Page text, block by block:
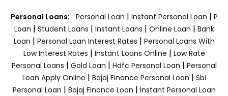
Personal Loans: Personal Loan | Instant Personal Loan | P
Loan | Student Loans | Instant Loans | Online Loan | Bank
Loan | Personal Loan Interest Rates | Personal Loans With
Low Interest Rates | Instant Loans Online | Low Rate
Personal Loans | Gold Loan | Hdfc Personal Loan | Personal
Loan Apply Online | Bajaj Finance Personal Loan | Sbi
Personal Loan | Bajaj Finance Loan | Instant Personal Loan